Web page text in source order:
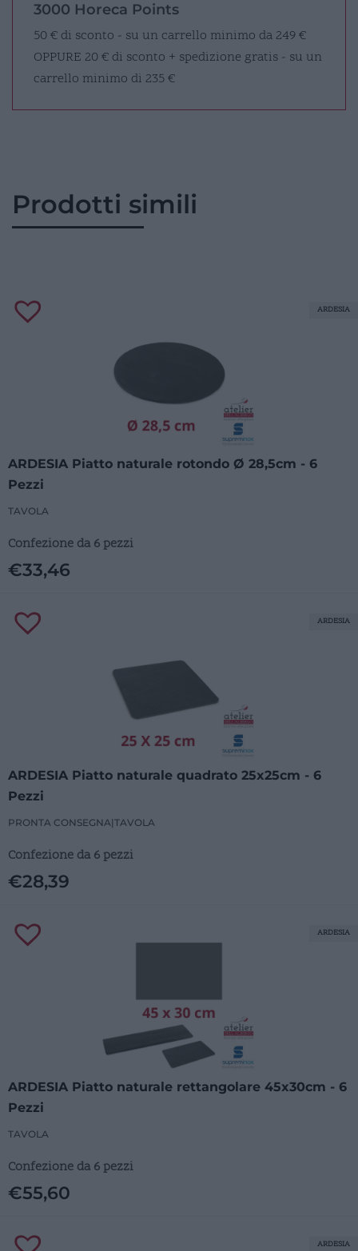
3000 Horeca Points
50 € di sconto - su un carrello minimo da 249 €
OPPURE 20 € di sconto + spedizione gratis - su un
carrello minimo di 235 €
Prodotti simili
ARDESIA Piatto naturale rotondo Ø 28,5cm - 6
Pezzi
TAVOLA
Confezione da 6 pezzi
€33,46
ARDESIA
ARDESIA Piatto naturale quadrato 25x25cm - 6
Pezzi
PRONTA CONSEGNA|TAVOLA
Confezione da 6 pezzi
€28,39
ARDESIA
ARDESIA Piatto naturale rettangolare 45x30cm - 6
Pezzi
TAVOLA
Confezione da 6 pezzi
€55,60
ARDESIA
ARDESIA